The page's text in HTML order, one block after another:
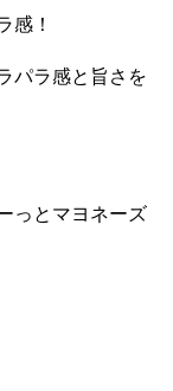
感！
パラ感と旨さを
っとマヨネーズ